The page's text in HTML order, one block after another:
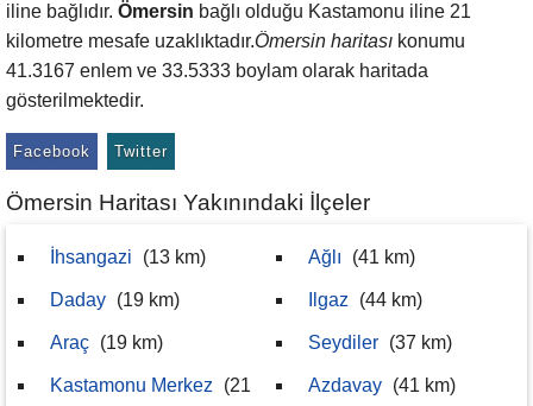
iline bağlıdır. Ömersin bağlı olduğu Kastamonu iline 21
kilometre mesafe uzaklıktadır.Ömersin haritası konumu
41.3167 enlem ve 33.5333 boylam olarak haritada
gösterilmektedir.
Facebook Twitter
Ömersin Haritası Yakınındaki İlçeler
İhsangazi (13 km)
Daday (19 km)
Araç (19 km)
Kastamonu Merkez (21
Ağlı (41 km)
Ilgaz (44 km)
Seydiler (37 km)
Azdavay (41 km)